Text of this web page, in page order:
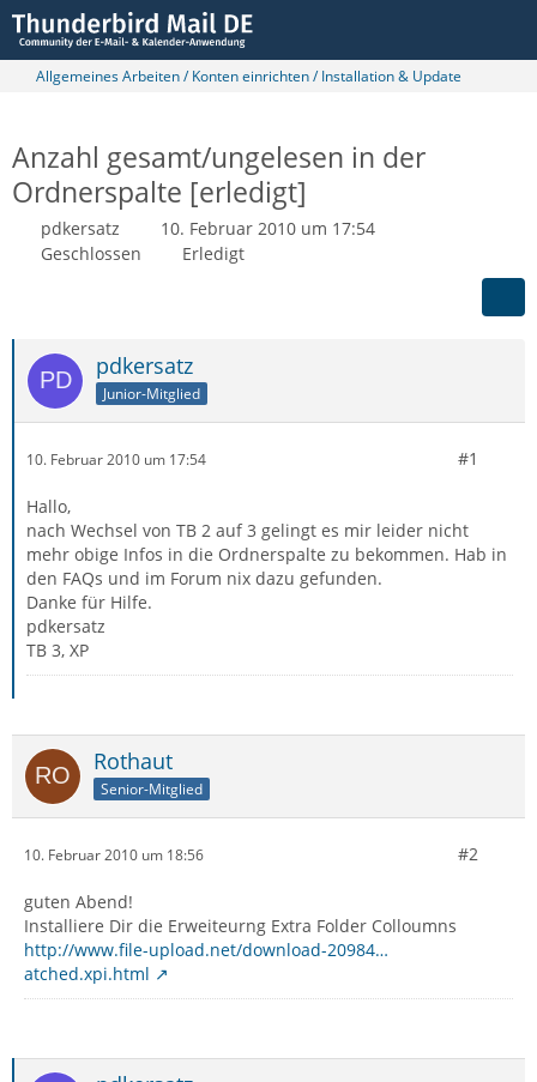
Allgemeines Arbeiten / Konten einrichten / Installation & Update
Anzahl gesamt/ungelesen in der
Ordnerspalte [erledigt]
pdkersatz
10. Februar 2010 um 17:54
Geschlossen
Erledigt
pdkersatz
Junior-Mitglied
10. Februar 2010 um 17:54 #1
Hallo,
nach Wechsel von TB 2 auf 3 gelingt es mir leider nicht
mehr obige Infos in die Ordnerspalte zu bekommen. Hab in
den FAQs und im Forum nix dazu gefunden.
Danke für Hilfe.
pdkersatz
TB 3, XP
Rothaut
Senior-Mitglied
10. Februar 2010 um 18:56 #2
guten Abend!
Installiere Dir die Erweiteurng Extra Folder Colloumns
http://www.file-upload.net/download-20984…
atched.xpi.html